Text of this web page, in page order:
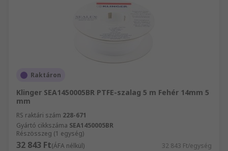
Raktáron
Klinger SEA1450005BR PTFE-szalag 5 m Fehér 14mm 5
mm
RS raktári szám 228-671
Gyártó cikkszáma SEA1450005BR
Részösszeg (1 egység)
32 843 Ft(ÁFA nélkül) 32 843 Ft/egység